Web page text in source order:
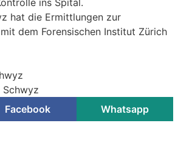
hat die Ermittlungen zur
dem Forensischen Institut Zürich
Schwyz
Facebook Whatsapp